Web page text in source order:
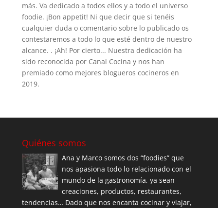
más. Va dedicado a todos ellos y a todo el universo
foodie. ¡Bon appetit! Ni que decir que si tenéis
cualquier duda o comentario sobre lo publicado os
contestaremos a todo lo que esté dentro de nuestro
alcance. . ¡Ah! Por cierto... Nuestra dedicación ha
sido reconocida por Canal Cocina y nos han
premiado como mejores blogueros cocineros en
2019.
Quiénes somos
Ana y Marco somos dos “foodies” que
nos apasiona todo lo relacionado con el
mundo de la gastronomía, ya sean
creaciones, productos, restaurantes,
tendencias… Dado que nos encanta cocinar y viajar,